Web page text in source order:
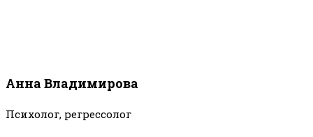
Анна Владимирова
Психолог, регрессолог